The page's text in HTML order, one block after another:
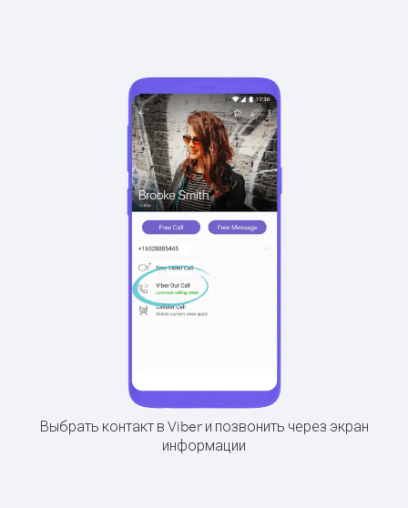
Выбрать контакт в Viber и позвонить через экран
информации